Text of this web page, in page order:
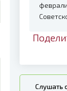
Слушать